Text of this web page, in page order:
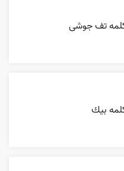
تف جوشی
بيك